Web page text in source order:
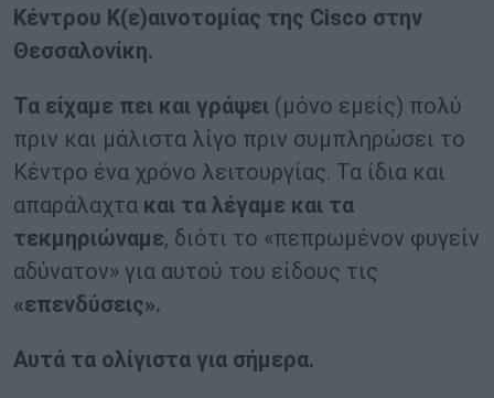
Κέντρου Κ(ε)αινοτομίας της Cisco στην
Θεσσαλονίκη.
Τα είχαμε πει και γράψει (μόνο εμείς) πολύ
πριν και μάλιστα λίγο πριν συμπληρώσει το
Κέντρο ένα χρόνο λειτουργίας. Τα ίδια και
απαράλαχτα και τα λέγαμε και τα
τεκμηριώναμε, διότι το «πεπρωμένον φυγείν
αδύνατον» για αυτού του είδους τις
«επενδύσεις».
Αυτά τα ολίγιστα για σήμερα.